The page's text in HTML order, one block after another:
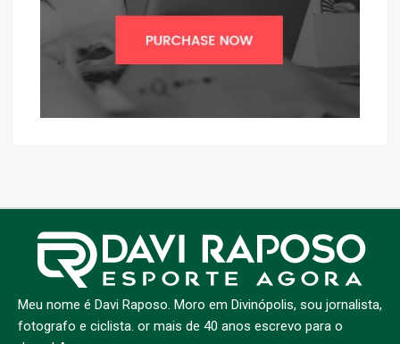
Meu nome é Davi Raposo. Moro em Divinópolis, sou jornalista,
fotografo e ciclista. or mais de 40 anos escrevo para o